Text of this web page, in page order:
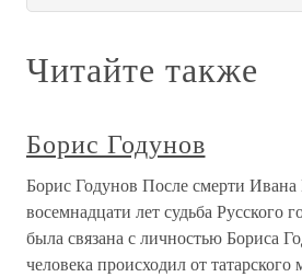
Читайте также
Борис Годунов
Борис Годунов После смерти Ивана
восемнадцати лет судьба Русского
была связана с личностью Бориса
человека происходил от татарского